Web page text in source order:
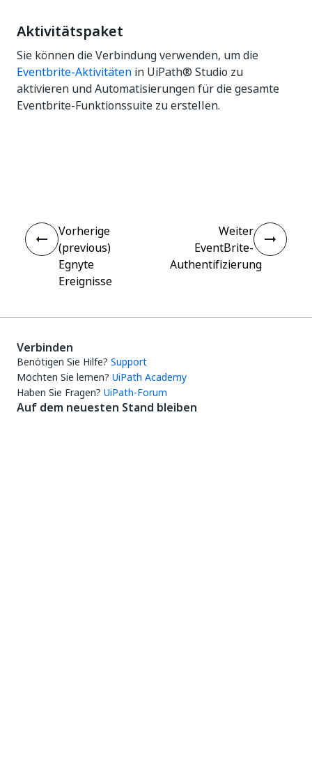
Aktivitätspaket
Sie können die Verbindung verwenden, um die
Eventbrite-Aktivitäten in UiPath® Studio zu
aktivieren und Automatisierungen für die gesamte
Eventbrite-Funktionssuite zu erstellen.
Vorherige
(previous)
Egnyte
Ereignisse
Weiter
EventBrite-
Authentifizierung
Verbinden
Benötigen Sie Hilfe? Support
Möchten Sie lernen? UiPath Academy
Haben Sie Fragen? UiPath-Forum
Auf dem neuesten Stand bleiben